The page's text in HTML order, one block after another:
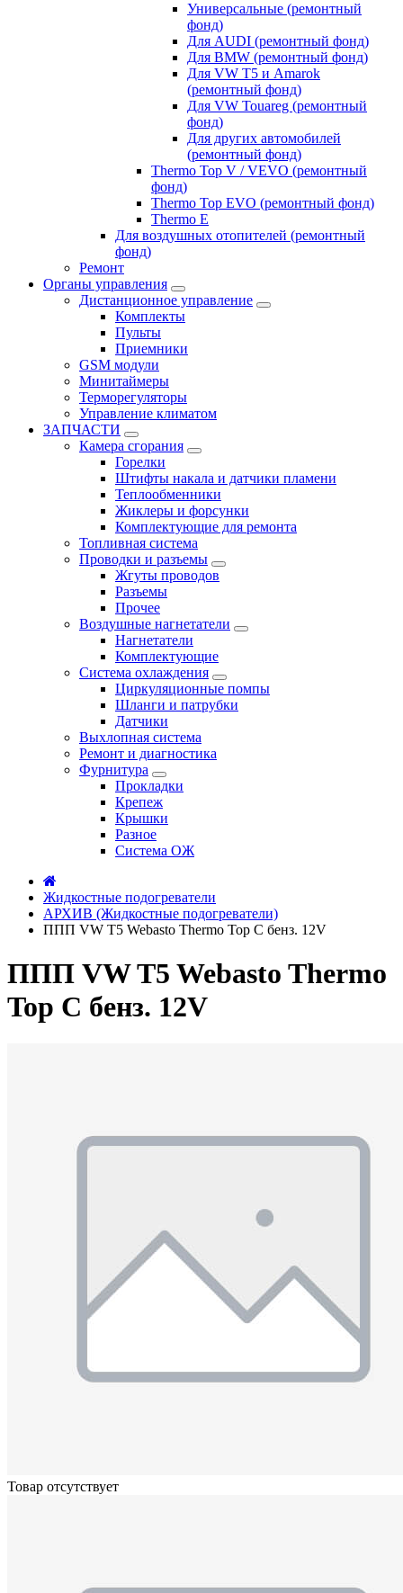
Универсальные (ремонтный
фонд)
Для AUDI (ремонтный фонд)
Для BMW (ремонтный фонд)
Для VW T5 и Amarok
(ремонтный фонд)
Для VW Touareg (ремонтный
фонд)
Для других автомобилей
(ремонтный фонд)
Thermo Top V / VEVO (ремонтный
фонд)
Thermo Top EVO (ремонтный фонд)
Thermo E
Для воздушных отопителей (ремонтный
фонд)
Ремонт
Органы управления
Дистанционное управление
Комплекты
Пульты
Приемники
GSM модули
Минитаймеры
Терморегуляторы
Управление климатом
ЗАПЧАСТИ
Камера сгорания
Горелки
Штифты накала и датчики пламени
Теплообменники
Жиклеры и форсунки
Комплектующие для ремонта
Топливная система
Проводки и разъемы
Жгуты проводов
Разъемы
Прочее
Воздушные нагнетатели
Нагнетатели
Комплектующие
Система охлаждения
Циркуляционные помпы
Шланги и патрубки
Датчики
Выхлопная система
Ремонт и диагностика
Фурнитура
Прокладки
Крепеж
Крышки
Разное
Система ОЖ
Жидкостные подогреватели
АРХИВ (Жидкостные подогреватели)
ППП VW T5 Webasto Thermo Top C бенз. 12V
ППП VW T5 Webasto Thermo
Top C бенз. 12V
Товар отсутствует